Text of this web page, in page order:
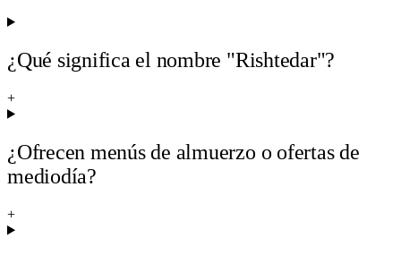
¿Qué significa el nombre "Rishtedar"?
+
¿Ofrecen menús de almuerzo o ofertas de
mediodía?
+